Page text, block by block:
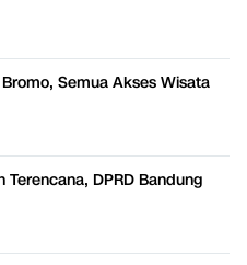
Semua Akses Wisata
DPRD Bandung